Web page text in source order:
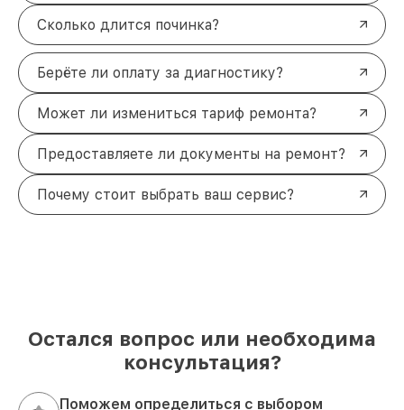
Сколько длится починка?
Берёте ли оплату за диагностику?
Может ли измениться тариф ремонта?
Предоставляете ли документы на ремонт?
Почему стоит выбрать ваш сервис?
Остался вопрос или необходима
консультация?
Поможем определиться с выбором